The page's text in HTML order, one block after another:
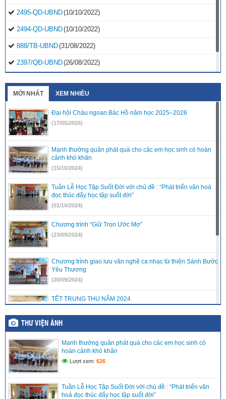
2495-QD-UBND(10/10/2022)
2494-QD-UBND(10/10/2022)
888/TB-UBND(31/08/2022)
2397/QĐ-UBND(26/08/2022)
MỚI NHẤT XEM NHIỀU
Đại hội Cháu ngoan Bác Hồ năm học 2025–2026
(17/05/2026)
Mạnh thường quân phát quà cho các em học sinh có hoàn
cảnh khó khăn
(15/10/2024)
Tuần Lễ Học Tập Suốt Đời với chủ đề : “Phát triển văn hoá
đọc thúc đẩy học tập suốt đời”
(01/10/2024)
Chương trình “Giữ Trọn Ước Mơ”
(23/09/2024)
Chương trình giao lưu văn nghệ ca nhạc từ thiện Sánh Bước
Yêu Thương
(20/09/2024)
TẾT TRUNG THU NĂM 2024
Kiên Giang
(10/09/2024)
Sinh hoạt dưới cờ tuần đầu tiên năm học mới 2024-2025
(10/09/2024)
THƯ VIỆN ẢNH
Mạnh thường quân phát quà cho các em học sinh có
hoàn cảnh khó khăn
Lượt xem: 626
Tuần Lễ Học Tập Suốt Đời với chủ đề : “Phát triển văn
hoá đọc thúc đẩy học tập suốt đời”